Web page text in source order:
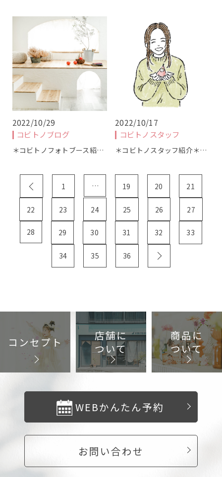
撮影の流れ
商品について
ギャラリー
ブログ
webかんたん予約
2022/10/29
コビトノブログ
＊コビトノフォトブース紹…
2022/10/17
コビトノスタッフ
＊コビトノスタッフ紹介＊…
1 … 19 20 21
22 23 24 25 26 27
28 29 30 31 32 33
34 35 36
コンセプト
店舗に
ついて
商品に
ついて
お問い合わせ
WEBかんたん予約